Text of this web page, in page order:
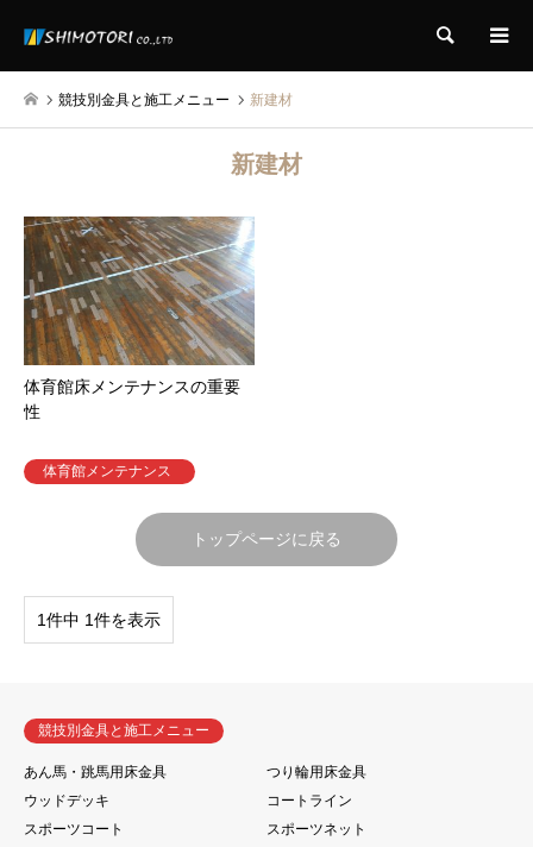
検索
競技別金具と施工メニュー 新建材
新建材
体育館床メンテナンスの重要
性
体育館メンテナンス
トップページに戻る
1件中 1件を表示
競技別金具と施工メニュー
あん馬・跳馬用床金具
つり輪用床金具
ウッドデッキ
コートライン
スポーツコート
スポーツネット